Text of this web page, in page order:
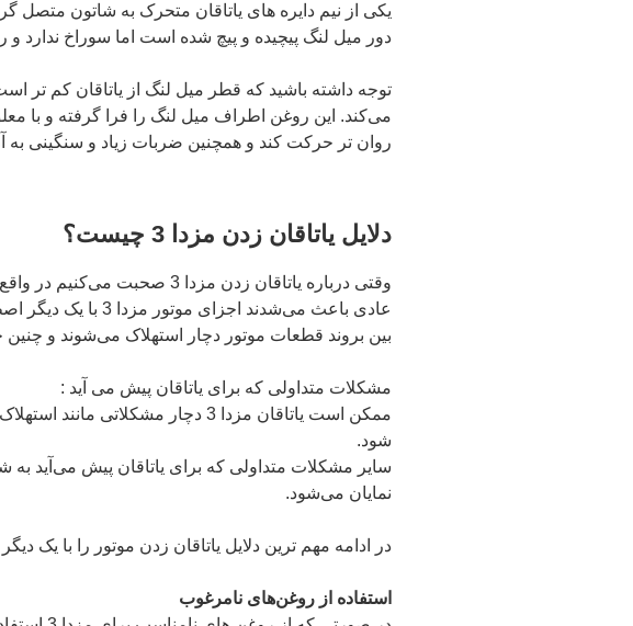
یکی از نیم دایره های یاتاقان متحرک به شاتون متصل
دور میل لنگ پیچیده و پیچ شده است اما سوراخ ندارد
توجه داشته باشید که قطر میل لنگ از یاتاقان کم تر
می‌کند. این روغن اطراف میل لنگ را فرا گرفته و با
روان تر حرکت کند و همچنین ضربات زیاد و سنگینی به
دلایل یاتاقان زدن مزدا 3 چیست؟
وقتی درباره یاتاقان زدن مزدا
عادی باعث می‌شدند
بین بروند قطعات موتور دچار استهلاک می‌شوند و چنین حالتی
مشکلات متداولی که برای یاتاقان پیش می آید :
ممکن است یاتاقان مزدا 3 دچار
شود.
سایر مشکلات متداولی که برای یاتاقان پیش می‌آید
نمایان می‌شود.
در ادامه مهم ترین دلایل یاتاقان زدن موتور را با یک
استفاده از روغن‌های نامرغوب